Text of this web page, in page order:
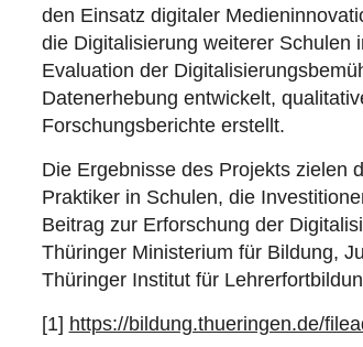
den Einsatz digitaler
die Digitalisierung weiterer Schulen
Evaluation der
Datenerhebung entwickelt,
Forschungsberichte erstellt.
Die Ergebnisse des Projekts zielen
Praktiker in Schulen, die
Beitrag zur Erforschung der
Thüringer Ministerium für Bildung,
Thüringer Institut für
[1] https://bildung.thueringen.de/